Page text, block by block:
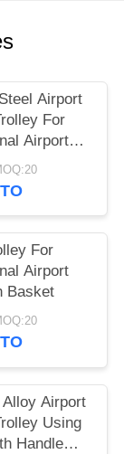
Airport
For
Airport
Double
For
Airport
Basket
Airport
Using
Handle